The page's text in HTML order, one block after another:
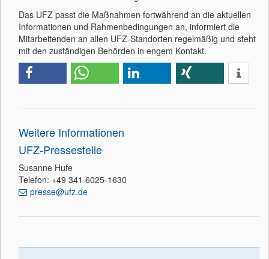
Das UFZ passt die Maßnahmen fortwährend an die aktuellen
Informationen und Rahmenbedingungen an, informiert die
Mitarbeitenden an allen UFZ-Standorten regelmäßig und steht
mit den zuständigen Behörden in engem Kontakt.
Weitere Informationen
UFZ-Pressestelle
Susanne Hufe
Telefon: +49 341 6025-1630
presse@ufz.de